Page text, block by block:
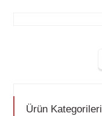
Ürün Kategorileri